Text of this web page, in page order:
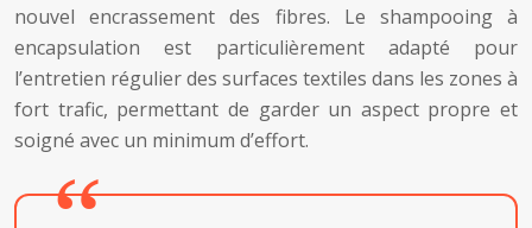
nouvel encrassement des fibres. Le shampooing à
encapsulation est particulièrement adapté pour
l’entretien régulier des surfaces textiles dans les zones à
fort trafic, permettant de garder un aspect propre et
soigné avec un minimum d’effort.